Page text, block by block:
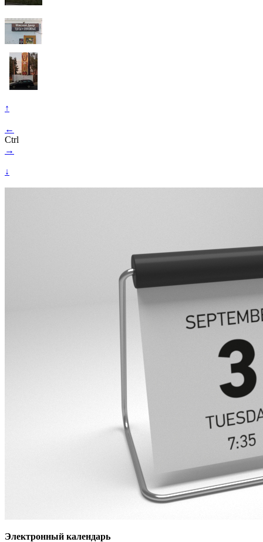
↑
←
Ctrl
→
↓
Электронный календарь